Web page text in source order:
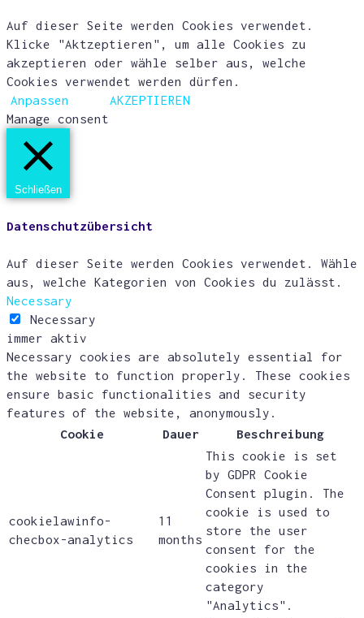
Auf dieser Seite werden Cookies verwendet.
Klicke "Aktzeptieren", um alle Cookies zu
akzeptieren oder wähle selber aus, welche
Cookies verwendet werden dürfen.
Anpassen
AKZEPTIEREN
Manage consent
Schließen
Datenschutzübersicht
Auf dieser Seite werden Cookies verwendet. Wähle
aus, welche Kategorien von Cookies du zulässt.
Necessary
Necessary
immer aktiv
Necessary cookies are absolutely essential for
the website to function properly. These cookies
ensure basic functionalities and security
features of the website, anonymously.
Cookie
Dauer Beschreibung
cookielawinfo-
checbox-analytics
11
months
This cookie is set
by GDPR Cookie
Consent plugin. The
cookie is used to
store the user
consent for the
cookies in the
category
"Analytics".